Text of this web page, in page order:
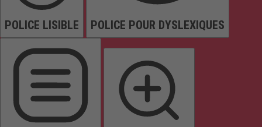
POLICE LISIBLE POLICE POUR DYSLEXIQUES